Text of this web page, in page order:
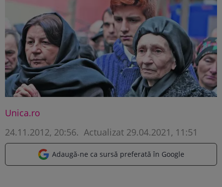
Unica.ro
24.11.2012, 20:56. Actualizat 29.04.2021, 11:51
Adaugă-ne ca sursă preferată în Google